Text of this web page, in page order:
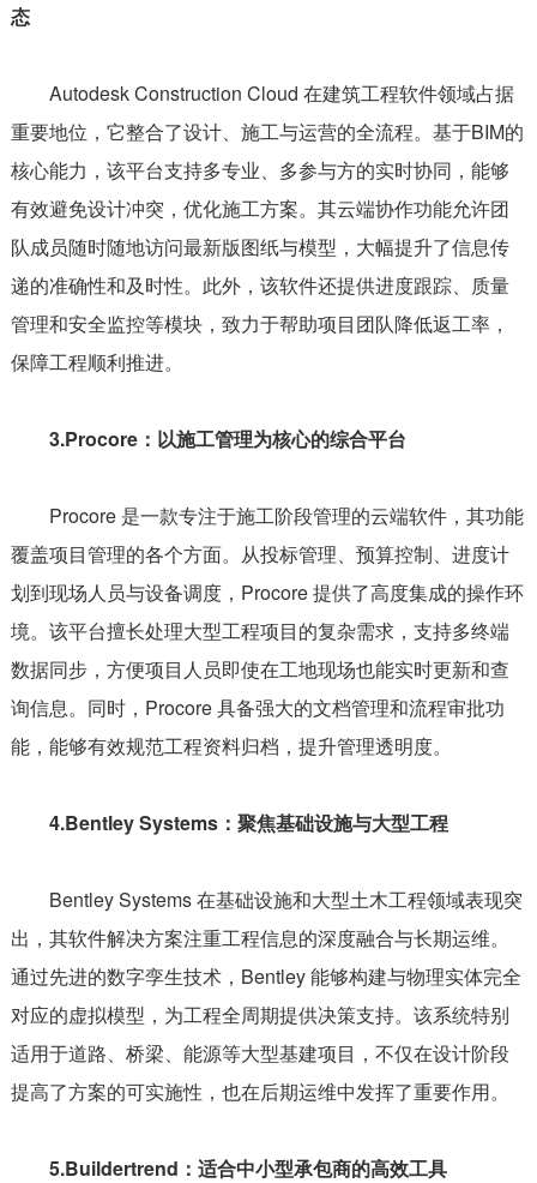
态
Autodesk Construction Cloud 在建筑工程软件领域占据
重要地位，它整合了设计、施工与运营的全流程。基于BIM的
核心能力，该平台支持多专业、多参与方的实时协同，能够
有效避免设计冲突，优化施工方案。其云端协作功能允许团
队成员随时随地访问最新版图纸与模型，大幅提升了信息传
递的准确性和及时性。此外，该软件还提供进度跟踪、质量
管理和安全监控等模块，致力于帮助项目团队降低返工率，
保障工程顺利推进。
3.Procore：以施工管理为核心的综合平台
Procore 是一款专注于施工阶段管理的云端软件，其功能
覆盖项目管理的各个方面。从投标管理、预算控制、进度计
划到现场人员与设备调度，Procore 提供了高度集成的操作环
境。该平台擅长处理大型工程项目的复杂需求，支持多终端
数据同步，方便项目人员即使在工地现场也能实时更新和查
询信息。同时，Procore 具备强大的文档管理和流程审批功
能，能够有效规范工程资料归档，提升管理透明度。
4.Bentley Systems：聚焦基础设施与大型工程
Bentley Systems 在基础设施和大型土木工程领域表现突
出，其软件解决方案注重工程信息的深度融合与长期运维。
通过先进的数字孪生技术，Bentley 能够构建与物理实体完全
对应的虚拟模型，为工程全周期提供决策支持。该系统特别
适用于道路、桥梁、能源等大型基建项目，不仅在设计阶段
提高了方案的可实施性，也在后期运维中发挥了重要作用。
5.Buildertrend：适合中小型承包商的高效工具